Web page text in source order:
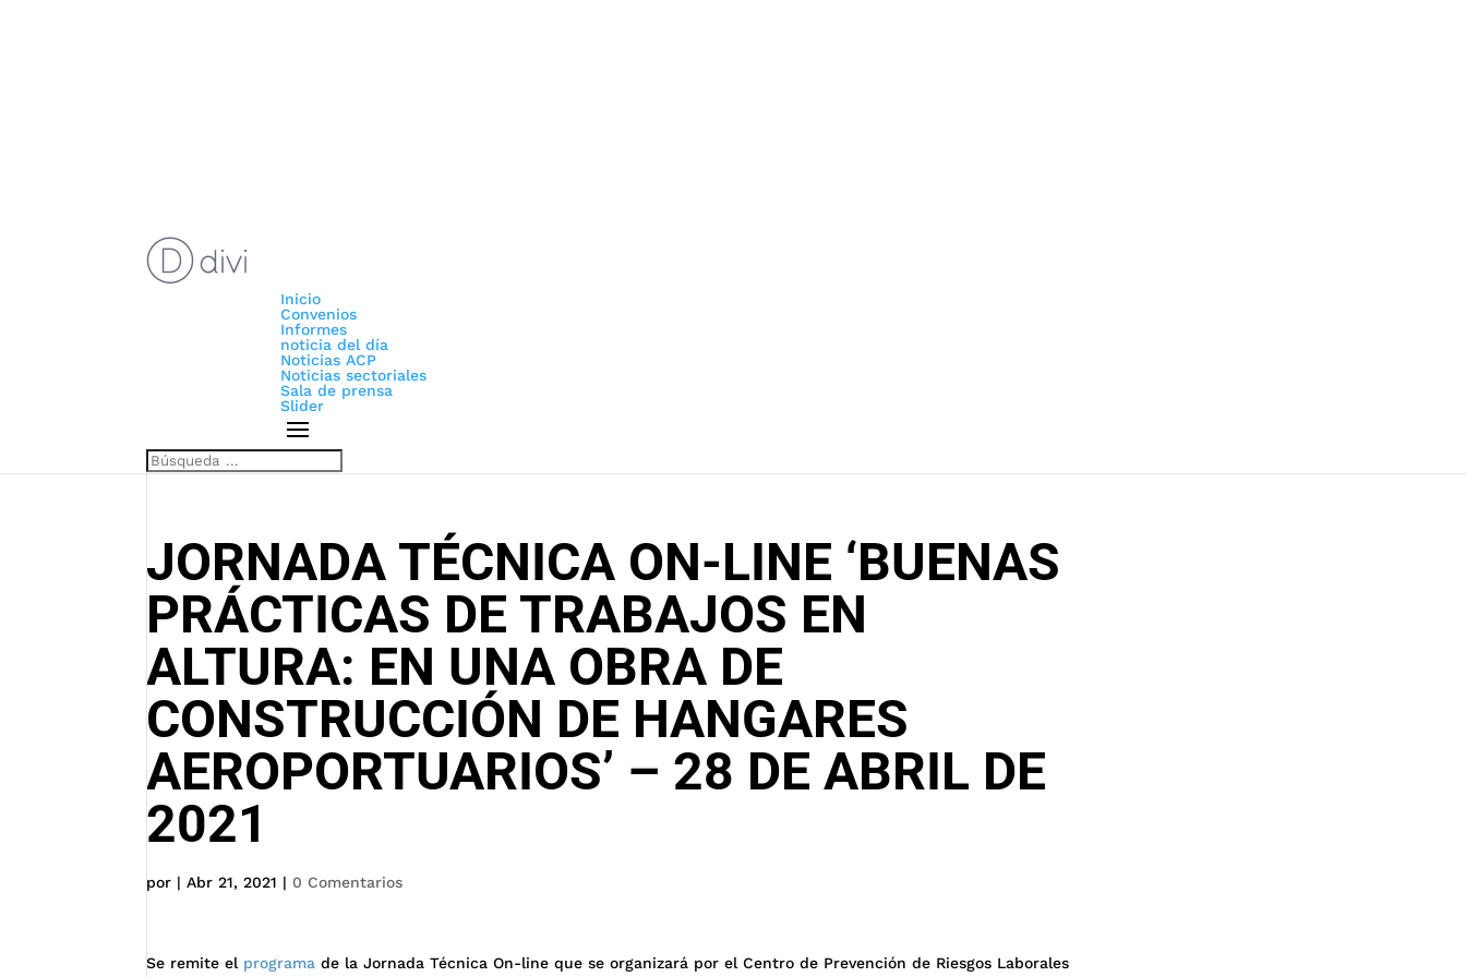
Inicio
Convenios
Informes
noticia del día
Noticias ACP
Noticias sectoriales
Sala de prensa
Slider
JORNADA TÉCNICA ON-LINE ‘BUENAS
PRÁCTICAS DE TRABAJOS EN
ALTURA: EN UNA OBRA DE
CONSTRUCCIÓN DE HANGARES
AEROPORTUARIOS’ – 28 DE ABRIL DE
2021
por |Abr 21, 2021 | 0 Comentarios
Se remite el programade la Jornada Técnica On-line que se organizará por el Centro de Prevención de Riesgos Laborales